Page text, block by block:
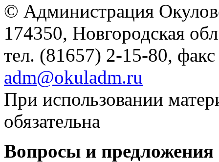
© Администрация
174350, Новгородская
тел. (81657) 2-15-80,
adm@okuladm.ru
При использовании
обязательна
Вопросы и